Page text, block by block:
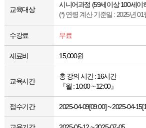
교육대상
시니어과정 (59세이상 100세이
(*) 연령 계산 기준일 : 2025년 01
수강료 무료
재료비 15,000원
교육시간
총 강의 시간 : 16시간
『월 : 10:00 ~ 12:00』
접수기간 2025-04-09[09:00] ~ 2025-04-